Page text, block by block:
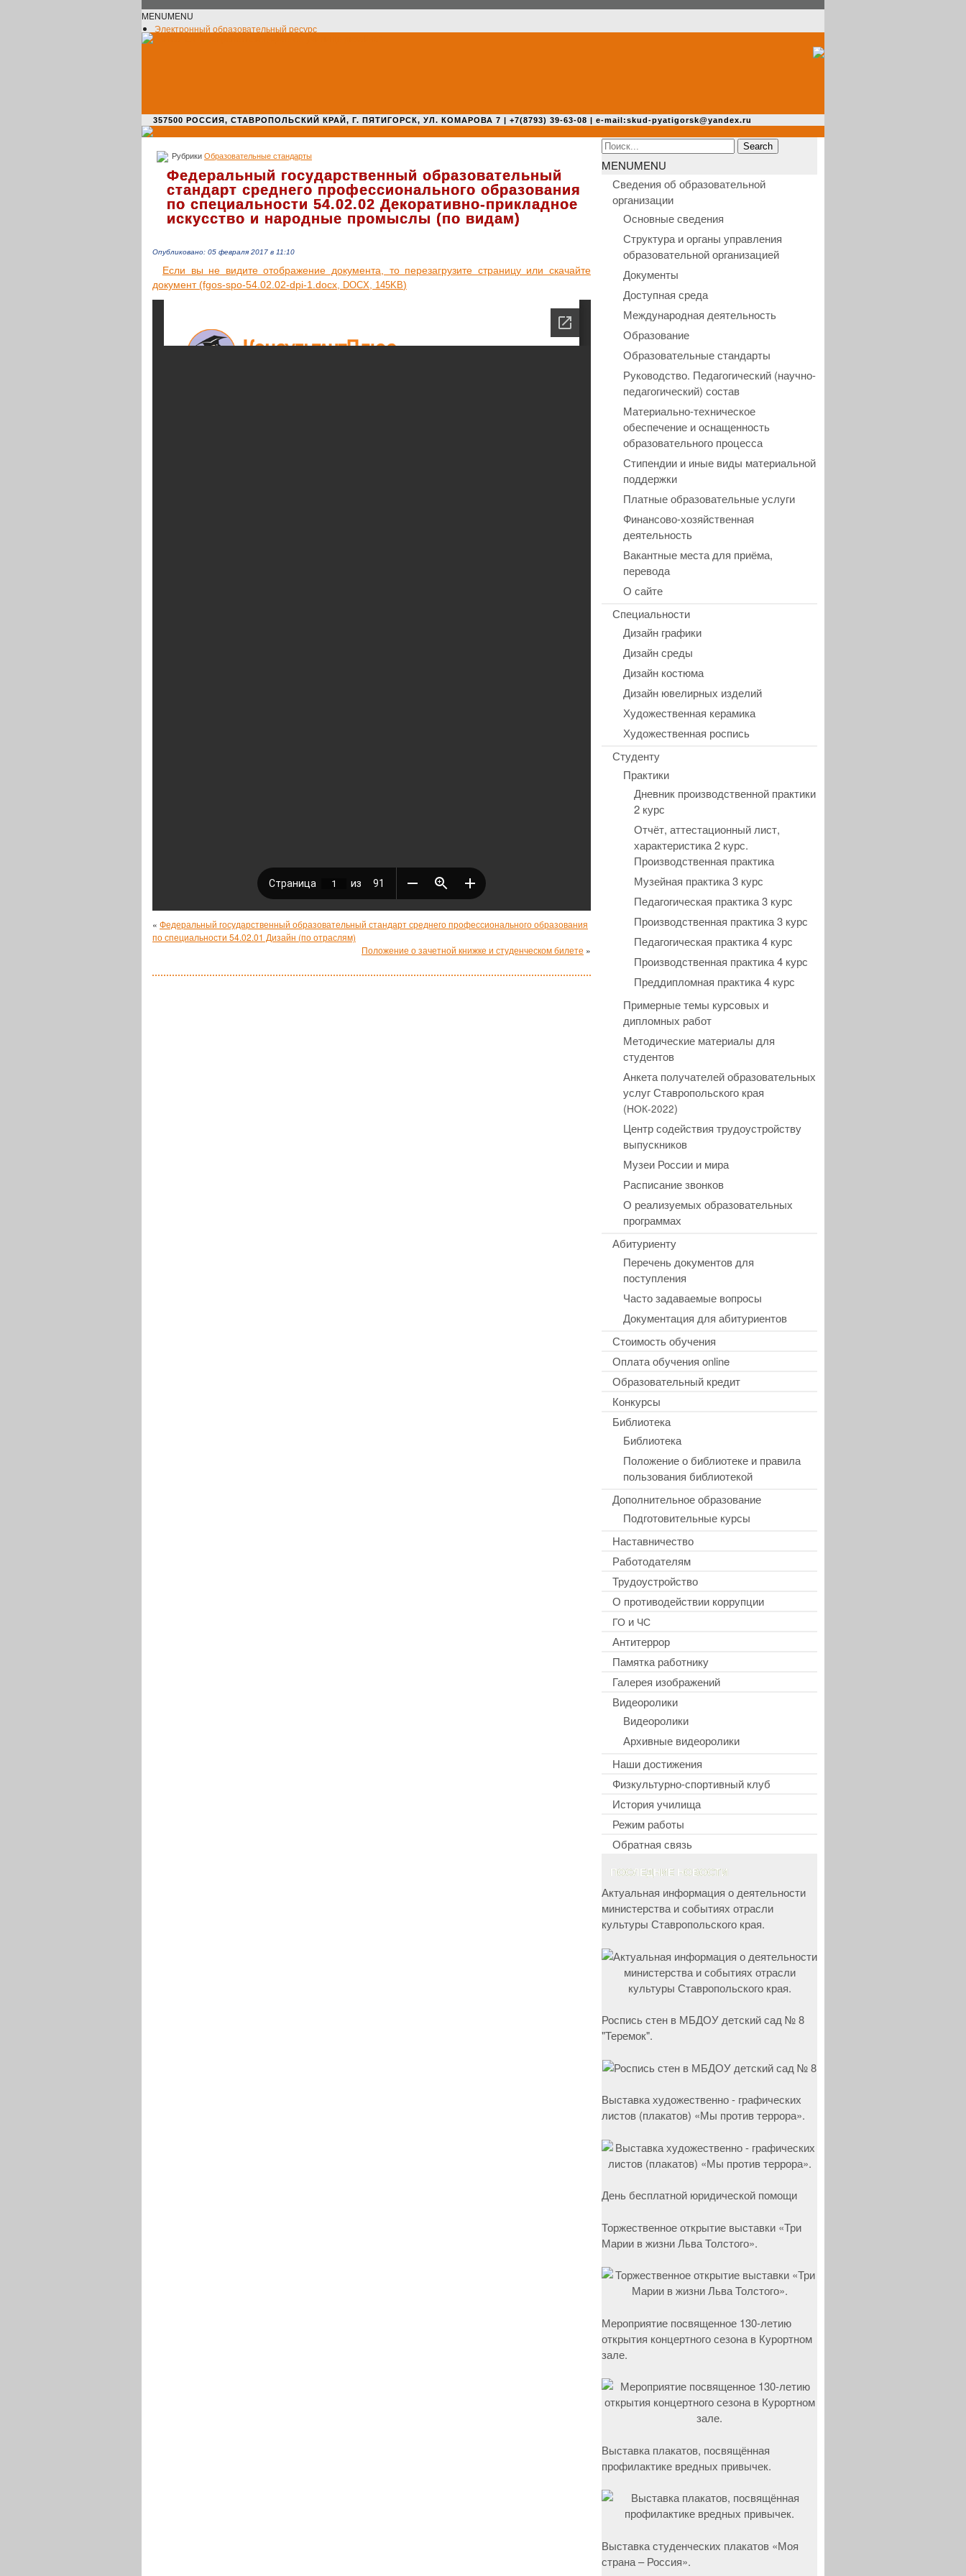
MENUMENU
Электронный образовательный ресурс
357500 РОССИЯ, СТАВРОПОЛЬСКИЙ КРАЙ, Г. ПЯТИГОРСК, УЛ. КОМАРОВА 7 | +7(8793) 39-63-08 | e-mail:skud-pyatigorsk@yandex.ru
Рубрики Образовательные стандарты
Федеральный государственный образовательный
стандарт среднего профессионального образования
по специальности 54.02.02 Декоративно-прикладное
искусство и народные промыслы (по видам)
Опубликовано: 05 февраля 2017 в 11:10
Если вы не видите отоб­ра­же­ние доку­мен­та, то пере­за­гру­зи­те стра­ни­цу или ска­чай­те
доку­мент (fgos-spo-54.02.02-dpi‑1.docx,
DOCX 145KB)
« Федеральный государственный образовательный стандарт среднего профессионального образования
по специальности 54.02.01 Дизайн (по отраслям)
Положение о зачетной книжке и студенческом билете »
Search
for:
MENUMENU
Сведения об образовательной
организации
Основные сведения
Структура и органы управления
образовательной организацией
Документы
Доступная среда
Международная деятельность
Образование
Образовательные стандарты
Руководство. Педагогический (научно-
педагогический) состав
Материально-техническое
обеспечение и оснащенность
образовательного процесса
Стипендии и иные виды материальной
поддержки
Платные образовательные услуги
Финансово-хозяйственная
деятельность
Вакантные места для приёма,
перевода
О сайте
Специальности
Дизайн графики
Дизайн среды
Дизайн костюма
Дизайн ювелирных изделий
Художественная керамика
Художественная роспись
Студенту
Практики
Дневник производственной практики
2 курс
Отчёт, аттестационный лист,
характеристика 2 курс.
Производственная практика
Музейная практика 3 курс
Педагогическая практика 3 курс
Производственная практика 3 курс
Педагогическая практика 4 курс
Производственная практика 4 курс
Преддипломная практика 4 курс
Примерные темы курсовых и
дипломных работ
Методические материалы для
студентов
Анкета получателей образовательных
услуг Ставропольского края
(НОК-2022)
Центр содействия трудоустройству
выпускников
Музеи России и мира
Расписание звонков
О реализуемых образовательных
программах
Абитуриенту
Перечень документов для
поступления
Часто задаваемые вопросы
Документация для абитуриентов
Стоимость обучения
Оплата обучения online
Образовательный кредит
Конкурсы
Библиотека
Библиотека
Положение о библиотеке и правила
пользования библиотекой
Дополнительное образование
Подготовительные курсы
Наставничество
Работодателям
Трудоустройство
О противодействии коррупции
ГО и ЧС
Антитеррор
Памятка работнику
Галерея изображений
Видеоролики
Видеоролики
Архивные видеоролики
Наши достижения
Физкультурно-спортивный клуб
История училища
Режим работы
Обратная связь
ПОСЛЕДНИЕ НОВОСТИ
Актуальная информация о деятельности
министерства и событиях отрасли
культуры Ставропольского края.
Роспись стен в МБДОУ детский сад № 8
"Теремок".
Выставка художественно - графических
листов (плакатов) «Мы против террора».
День бесплатной юридической помощи
Торжественное открытие выставки «Три
Марии в жизни Льва Толстого».
Мероприятие посвященное 130-летию
открытия концертного сезона в Курортном
зале.
Выставка плакатов, посвящённая
профилактике вредных привычек.
Выставка студенческих плакатов «Моя
страна – Россия».